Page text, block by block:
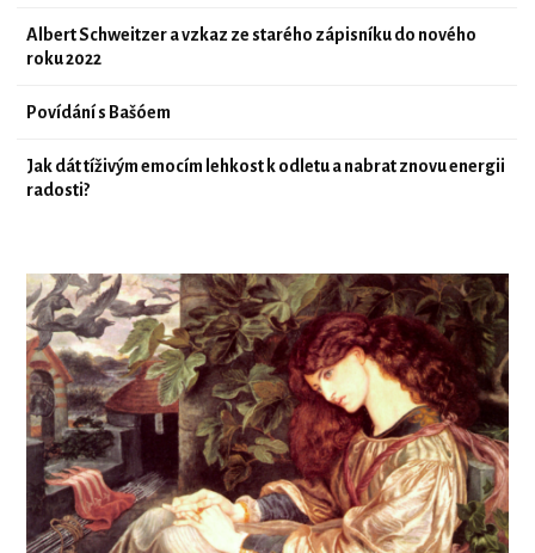
Albert Schweitzer a vzkaz ze starého zápisníku do nového
roku 2022
Povídání s Bašóem
Jak dát tíživým emocím lehkost k odletu a nabrat znovu energii
radosti?